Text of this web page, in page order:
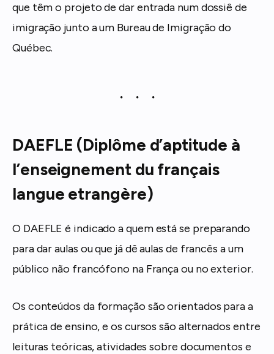
que têm o projeto de dar entrada num dossiê de
imigração junto a um Bureau de Imigração do
Québec.
DAEFLE (Diplôme d’aptitude à
l’enseignement du français
langue etrangère)
O DAEFLE é indicado a quem está se preparando
para dar aulas ou que já dê aulas de francês a um
público não francófono na França ou no exterior.
Os conteúdos da formação são orientados para a
prática de ensino, e os cursos são alternados entre
leituras teóricas, atividades sobre documentos e